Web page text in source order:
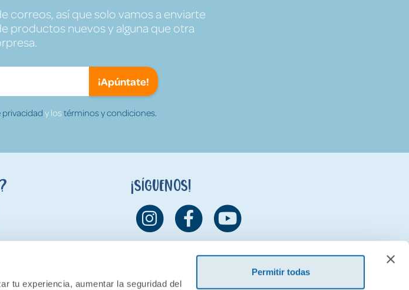
tu experiencia, aumentar la seguridad del
Permitir todas
correos, así que solo vamos a enviarte
productos nuevos y alguna que otra
¡Apúntate!
y lostérminos y condiciones.
¡Síguenos!